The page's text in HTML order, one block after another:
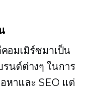
อมเมิร์ซมาเป็น
นด์ต่างๆ ในการ
หาและ SEO แต่